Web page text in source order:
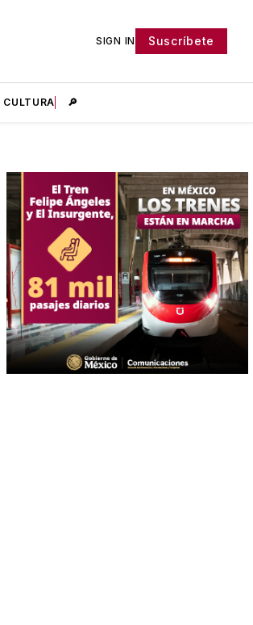
SIGN IN Suscríbete
CULTURA 🔎